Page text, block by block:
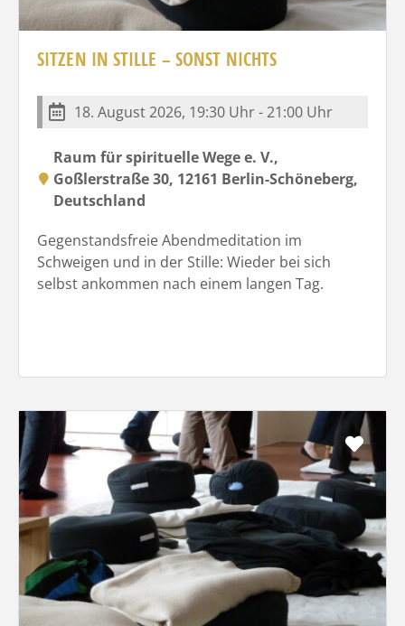
SITZEN IN STILLE – SONST NICHTS
18. August 2026, 19:30 Uhr - 21:00 Uhr
Raum für spirituelle Wege e. V.,
Goßlerstraße 30, 12161 Berlin-Schöneberg,
Deutschland
Gegenstandsfreie Abendmeditation im
Schweigen und in der Stille: Wieder bei sich
selbst ankommen nach einem langen Tag.